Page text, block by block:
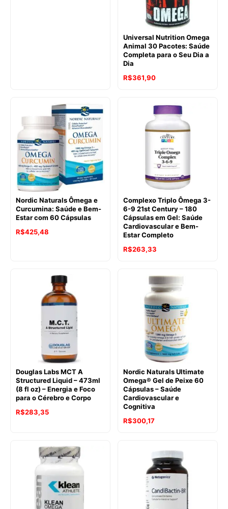
Universal Nutrition Omega
Animal 30 Pacotes: Saúde
Completa para o Seu Dia a
Dia
R$361,90
Nordic Naturals Ômega e
Curcumina: Saúde e Bem-
Estar com 60 Cápsulas
R$425,48
Complexo Triplo Ômega 3-
6-9 21st Century – 180
Cápsulas em Gel: Saúde
Cardiovascular e Bem-
Estar Completo
R$263,33
Douglas Labs MCT A
Structured Liquid – 473ml
(8 fl oz) – Energia e Foco
para o Cérebro e Corpo
R$283,35
Nordic Naturals Ultimate
Omega® Gel de Peixe 60
Cápsulas – Saúde
Cardiovascular e
Cognitiva
R$300,17